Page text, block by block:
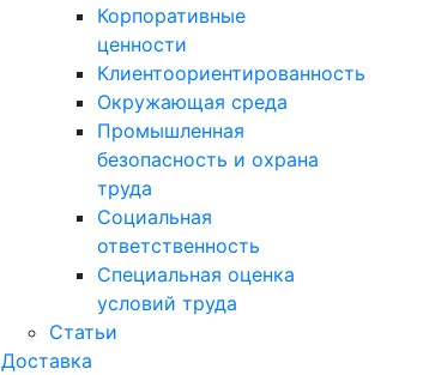
Корпоративные
ценности
Клиентоориентированность
Окружающая среда
Промышленная
безопасность и охрана
труда
Социальная
ответственность
Специальная оценка
условий труда
Статьи
Доставка